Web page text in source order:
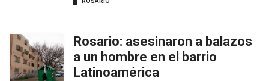
Rosario: asesinaron a balazos
a un hombre en el barrio
Latinoamérica